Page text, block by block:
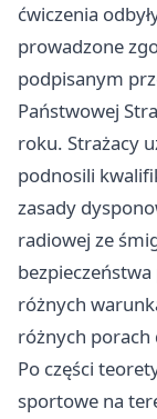
ćwiczenia
prowadzone
podpisanym
Państwowej
roku. Strażacy
podnosili
zasady
radiowej ze
różnych
różnych porach
Po części
sportowe na